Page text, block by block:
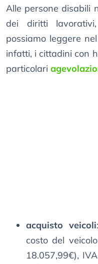
Alle persone disabili
dei diritti
possiamo leggere
infatti, i cittadini con
particolari
acquisto veicoli
costo del
18.057,99€),